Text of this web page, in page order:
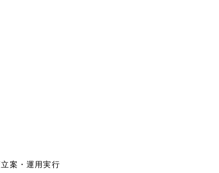
案・運用実行